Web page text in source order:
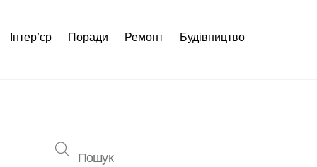
Інтер’єр Поради Ремонт Будівництво